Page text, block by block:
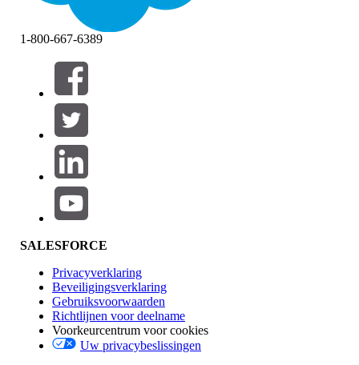
Filters (0)
FILTERS SELECTEREN
Productgebied
Invloed op functies
Edition
1-800-667-6389
SALESFORCE
Privacyverklaring
Beveiligingsverklaring
Gebruiksvoorwaarden
Richtlijnen voor deelname
Voorkeurcentrum voor cookies
Uw privacybeslissingen